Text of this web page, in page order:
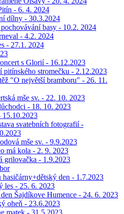
- 6. 4. 2024
dílny - 30.3.2024
basy - 10.2. 2024
- 4.2. 2024
- 27.1. 2024
s Glorií - 16.12.2023
pitínského stromečku - 2.12.2023
"O největší bramboru" - 26. 11.
mše sv. - 22. 10. 2023
- 18. 10. 2023
15.10.2023
svatebních fotografií -
mše sv. - 9.9.2023
má kola - 2. 9. 2023
grilovačka - 1.9.2023
hasičárny+dětský den - 1.7.2023
les - 25. 6. 2023
Šajdíkove Humence - 24. 6. 2023
oheň - 23.6.2023
matek - 31.5.2023